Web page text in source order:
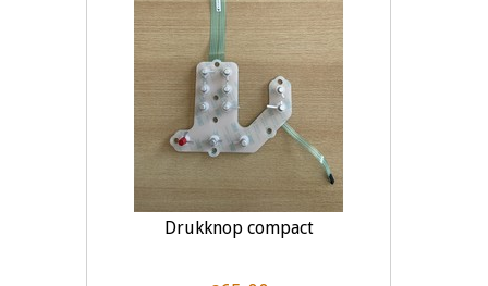
Drukknop compact